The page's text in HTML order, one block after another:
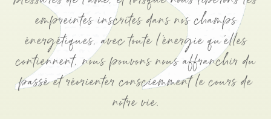
empreintes inscrites dans nos champs
énergétiques, avec toute l'énergie qu'elles
contiennent, nous pouvons nous affranchir du
passé et réorienter consciemment le cours de
notre vie.